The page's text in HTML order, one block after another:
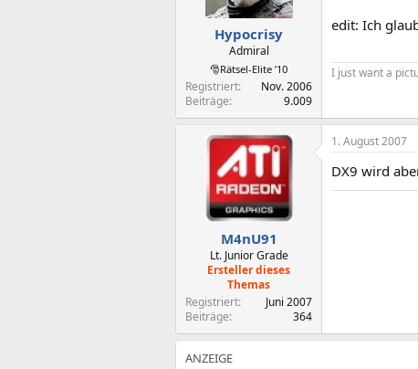
Hypocrisy
Admiral
🎅Rätsel-Elite ’10
Registriert
Nov. 2006
Beiträge
9.009
edit: Ich
I just want a
M4nU91
Lt. Junior Grade
Ersteller dieses
Themas
Registriert
Juni 2007
Beiträge
364
1. August 2007
DX9 wird